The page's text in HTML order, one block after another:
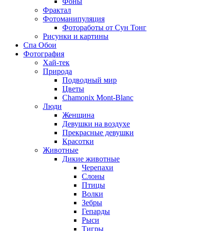
Фрактал
Фотоманипуляция
Фотоработы от Сун Тонг
Рисунки и картины
Спа Обои
Фотография
Хай-тек
Природа
Подводный мир
Цветы
Chamonix Mont-Blanc
Люди
Женщина
Девушки на воздухе
Прекрасные девушки
Красотки
Животные
Дикие животные
Черепахи
Слоны
Птицы
Волки
Зебры
Гепарды
Рыси
Тигры